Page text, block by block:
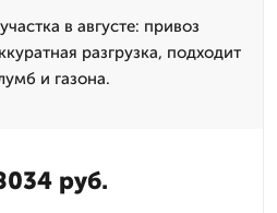
в августе: привоз
разгрузка, подходит
и газона.
руб.